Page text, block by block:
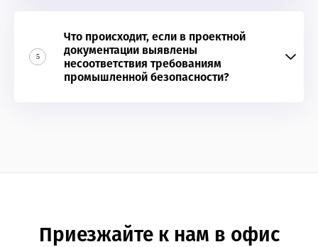
5
Что происходит, если в проектной
документации выявлены
несоответствия требованиям
промышленной безопасности?
Приезжайте к нам в офис